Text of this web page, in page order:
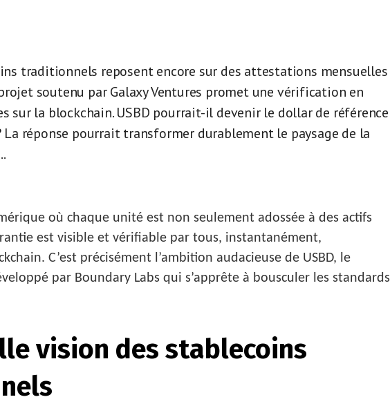
traditionnels reposent encore sur des attestations mensuelles
soutenu par Galaxy Ventures promet une vérification en
sur la blockchain. USBD pourrait-il devenir le dollar de référence
réponse pourrait transformer durablement le paysage de la
où chaque unité est non seulement adossée à des actifs
est visible et vérifiable par tous, instantanément,
C’est précisément l’ambition audacieuse de USBD, le
par Boundary Labs qui s’apprête à bousculer les standards
vision des stablecoins